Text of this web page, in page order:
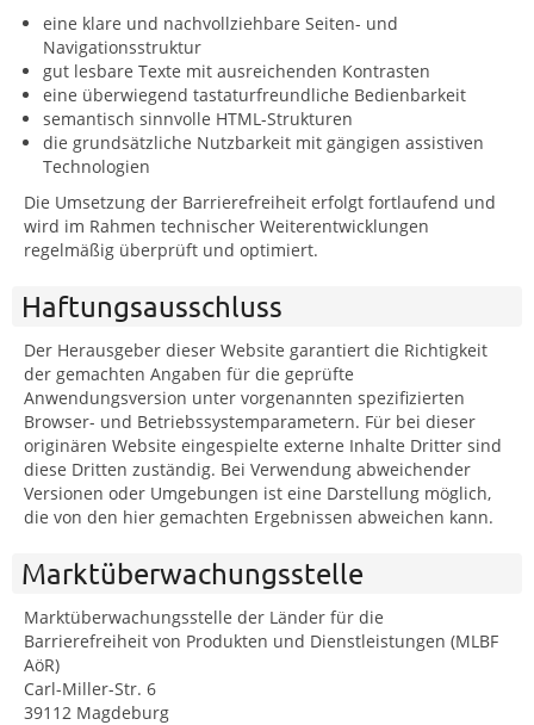
eine klare und nachvollziehbare Seiten- und
Navigationsstruktur
gut lesbare Texte mit ausreichenden Kontrasten
eine überwiegend tastaturfreundliche Bedienbarkeit
semantisch sinnvolle HTML-Strukturen
die grundsätzliche Nutzbarkeit mit gängigen assistiven
Technologien
Die Umsetzung der Barrierefreiheit erfolgt fortlaufend und
wird im Rahmen technischer Weiterentwicklungen
regelmäßig überprüft und optimiert.
Haftungsausschluss
Der Herausgeber dieser Website garantiert die Richtigkeit
der gemachten Angaben für die geprüfte
Anwendungsversion unter vorgenannten spezifizierten
Browser- und Betriebssystemparametern. Für bei dieser
originären Website eingespielte externe Inhalte Dritter sind
diese Dritten zuständig. Bei Verwendung abweichender
Versionen oder Umgebungen ist eine Darstellung möglich,
die von den hier gemachten Ergebnissen abweichen kann.
Marktüberwachungsstelle
Marktüberwachungsstelle der Länder für die
Barrierefreiheit von Produkten und Dienstleistungen (MLBF
AöR)
Carl-Miller-Str. 6
39112 Magdeburg